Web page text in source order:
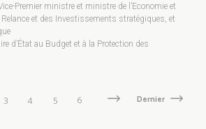
Premier ministre et ministre de l’Economie et
et des Investissements stratégiques, et
d’État au Budget et à la Protection des
Page
3 Page
4 Page
5 Page
6
Page
Next
Dernière
Dernier